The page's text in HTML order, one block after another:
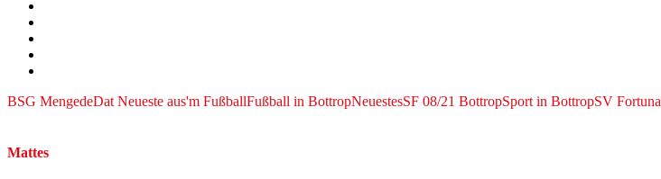
BSG MengedeDat Neueste aus'm FußballFußball in BottropNeuestesSF 08/21 BottropSport in BottropSV Fortuna
Mattes